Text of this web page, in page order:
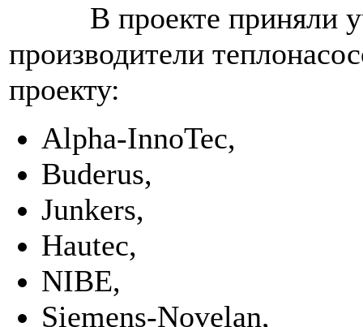
В проекте приняли
производители
проекту:
Alpha-InnoTec,
Buderus,
Junkers,
Hautec,
NIBE,
Siemens-Novelan,